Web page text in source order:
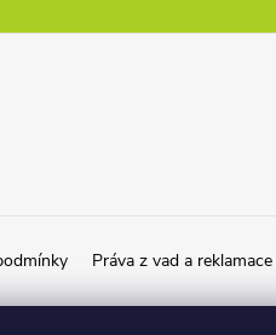
Práva z vad a reklamace